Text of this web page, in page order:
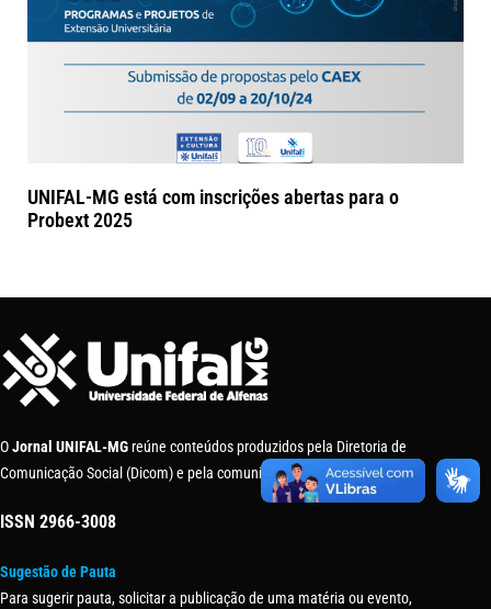
UNIFAL-MG está com inscrições abertas para o
Probext 2025
OJornal UNIFAL-MG reúne conteúdos produzidos pela Diretoria de
Comunicação Social (Dicom) e pela comunidade universitária.
ISSN 2966-3008
Sugestão de Pauta
Para sugerir pauta, solicitar a publicação de uma matéria ou evento,